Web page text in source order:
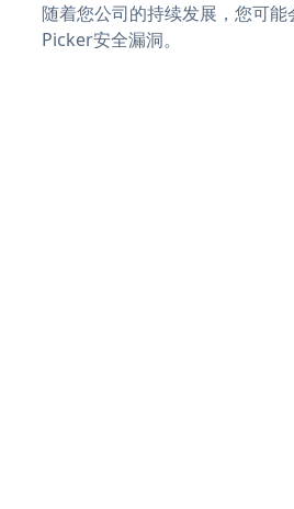
随着您公司的持续发展，您可
Picker安全漏洞。